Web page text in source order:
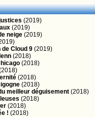
(2019)
(2019)
neige (2019)
de Cloud 9 (2019)
(2018)
(2018)
(2018)
(2018)
meilleur déguisement (2018)
(2018)
(2018)
! (2018)